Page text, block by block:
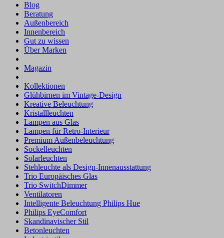
Blog
Beratung
Außenbereich
Innenbereich
Gut zu wissen
Über Marken
Magazin
Kollektionen
Glühbirnen im Vintage-Design
Kreative Beleuchtung
Kristallleuchten
Lampen aus Glas
Lampen für Retro-Interieur
Premium Außenbeleuchtung
Sockelleuchten
Solarleuchten
Stehleuchte als Design-Innenausstattung
Trio Europäisches Glas
Trio SwitchDimmer
Ventilatoren
Intelligente Beleuchtung Philips Hue
Philips EyeComfort
Skandinavischer Stil
Betonleuchten